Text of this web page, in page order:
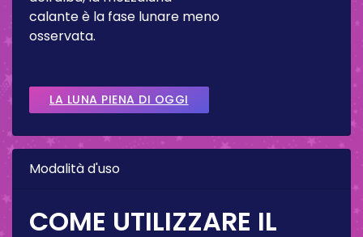
calante è la fase lunare meno
osservata.
LA LUNA PIENA DI OGGI
Modalità d'uso
COME UTILIZZARE IL